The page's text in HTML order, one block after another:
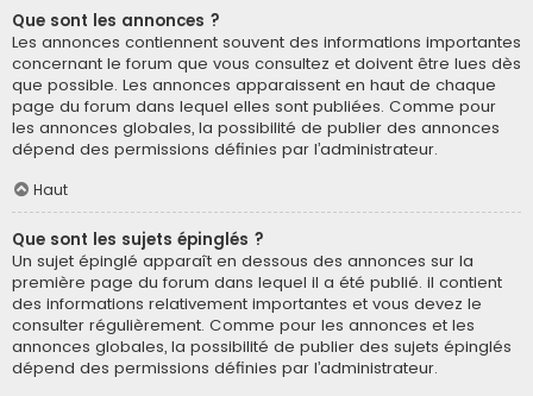
Que sont les annonces ?
Les annonces contiennent souvent des informations importantes
concernant le forum que vous consultez et doivent être lues dès
que possible. Les annonces apparaissent en haut de chaque
page du forum dans lequel elles sont publiées. Comme pour
les annonces globales, la possibilité de publier des annonces
dépend des permissions définies par l’administrateur.
Haut
Que sont les sujets épinglés ?
Un sujet épinglé apparaît en dessous des annonces sur la
première page du forum dans lequel il a été publié. il contient
des informations relativement importantes et vous devez le
consulter régulièrement. Comme pour les annonces et les
annonces globales, la possibilité de publier des sujets épinglés
dépend des permissions définies par l’administrateur.